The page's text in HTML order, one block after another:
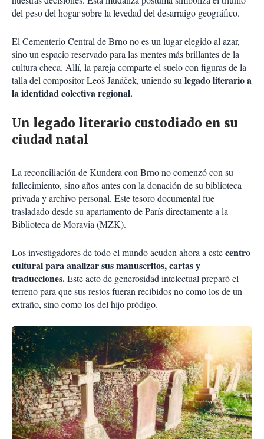
del peso del hogar sobre la levedad del desarraigo geográfico.
El Cementerio Central de Brno no es un lugar elegido al azar,
sino un espacio reservado para las mentes más brillantes de la
cultura checa. Allí, la pareja comparte el suelo con figuras de la
talla del compositor Leoš Janáček, uniendo sulegado literario a
la identidad colectiva regional.
Un legado literario custodiado en su
ciudad natal
La reconciliación de Kundera con Brno no comenzó con su
fallecimiento, sino años antes con la donación de su biblioteca
privada y archivo personal. Este tesoro documental fue
trasladado desde su apartamento de París directamente a la
Biblioteca de Moravia (MZK).
Los investigadores de todo el mundo acuden ahora a estecentro
cultural para analizar sus manuscritos, cartas y
traducciones.Este acto de generosidad intelectual preparó el
terreno para que sus restos fueran recibidos no como los de un
extraño, sino como los del hijo pródigo.